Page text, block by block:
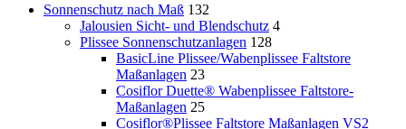
Sonnenschutz nach Maß 132
Jalousien Sicht- und Blendschutz 4
Plissee Sonnenschutzanlagen 128
BasicLine Plissee/Wabenplissee Faltstore
Maßanlagen 23
Cosiflor Duette® Wabenplissee Faltstore-
Maßanlagen 25
Cosiflor®Plissee Faltstore Maßanlagen VS2